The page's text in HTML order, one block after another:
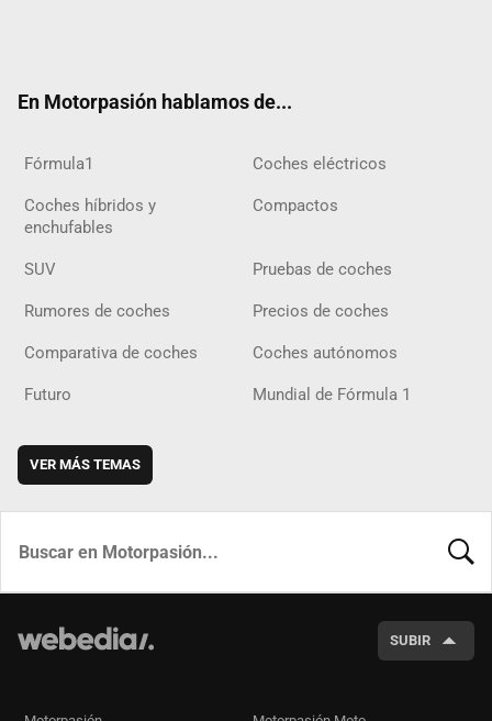
En Motorpasión hablamos de...
Fórmula1 Coches eléctricos
Coches híbridos y
enchufables
Compactos
SUV Pruebas de coches
Rumores de coches Precios de coches
Comparativa de coches Coches autónomos
Futuro Mundial de Fórmula 1
VER MÁS TEMAS
SUBIR